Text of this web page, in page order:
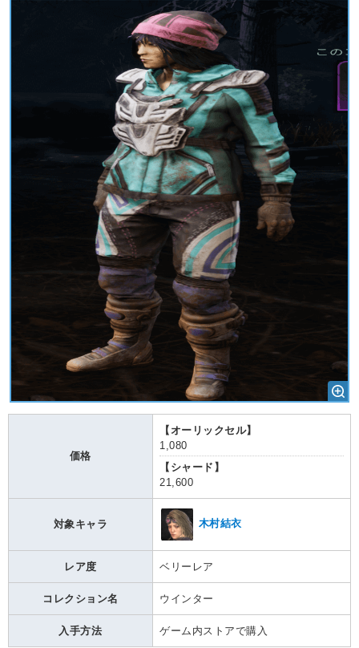
価格
【オーリックセル】
1,080
【シャード】
21,600
対象キャラ 木村結衣
レア度 ベリーレア
コレクション名 ウインター
入手方法 ゲーム内ストアで購入